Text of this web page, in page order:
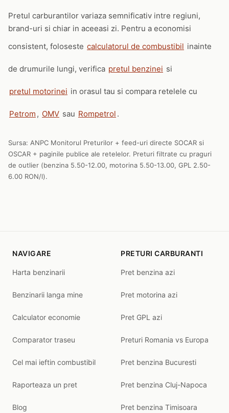
Pretul carburantilor variaza semnificativ intre regiuni,
brand-uri si chiar in aceeasi zi. Pentru a economisi
consistent, foloseste calculatorul de combustibil inainte
de drumurile lungi, verifica pretul benzinei si
pretul motorinei in orasul tau si compara retelele cu
Petrom , OMV sau Rompetrol .
Sursa: ANPC Monitorul Preturilor + feed-uri directe SOCAR si
OSCAR + paginile publice ale retelelor. Preturi filtrate cu praguri
de outlier (benzina 5.50-12.00, motorina 5.50-13.00, GPL 2.50-
6.00 RON/l).
NAVIGARE
Harta benzinarii
Benzinarii langa mine
Calculator economie
Comparator traseu
Cel mai ieftin combustibil
Raporteaza un pret
Blog
PRETURI CARBURANTI
Pret benzina azi
Pret motorina azi
Pret GPL azi
Preturi Romania vs Europa
Pret benzina Bucuresti
Pret benzina Cluj-Napoca
Pret benzina Timisoara